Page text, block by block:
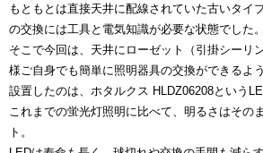
もともとは直接天井に配線されていた古いタイ
の交換には工具と電気知識が必要な状態でした。
そこで今回は、天井にローゼット（引掛シーリ
様ご自身でも簡単に照明器具の交換ができるよ
設置したのは、ホタルクス HLDZ06208という
これまでの蛍光灯照明に比べて、明るさはその
ト。